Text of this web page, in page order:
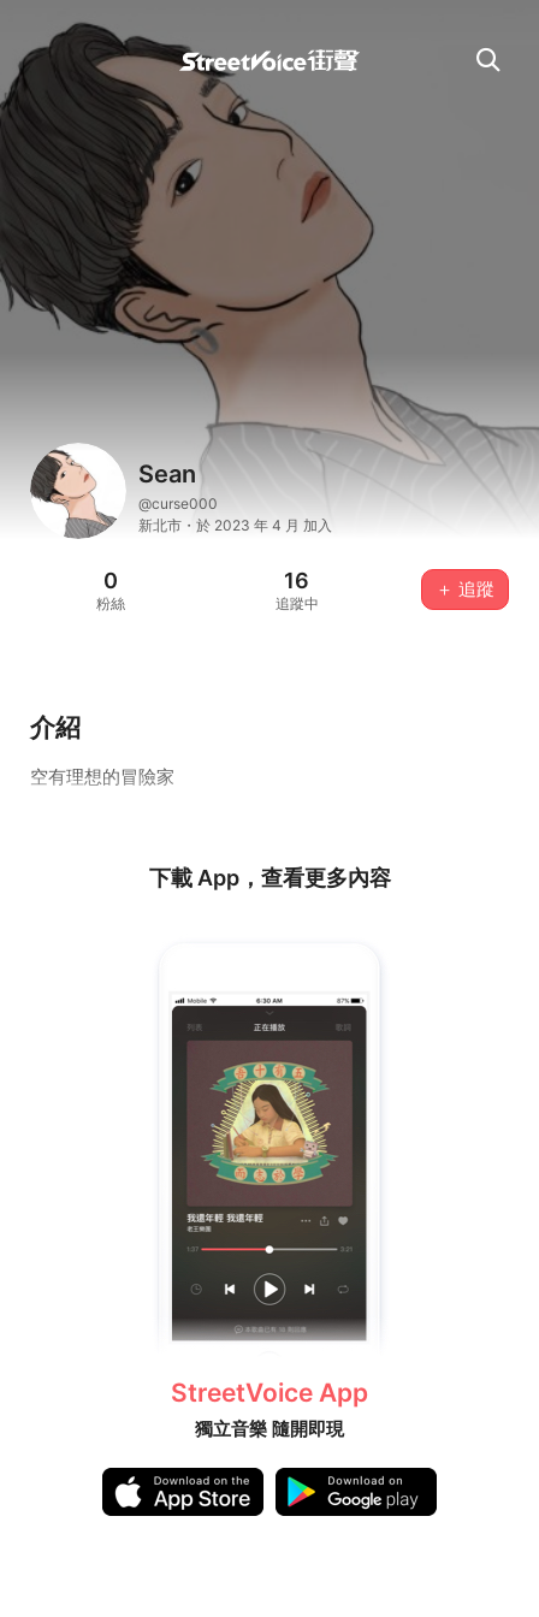
Sean
@curse000
新北市・於 2023 年 4 月 加入
0
粉絲
16
追蹤中
＋ 追蹤
介紹
空有理想的冒險家
下載 App，查看更多內容
StreetVoice App
獨立音樂 隨開即現